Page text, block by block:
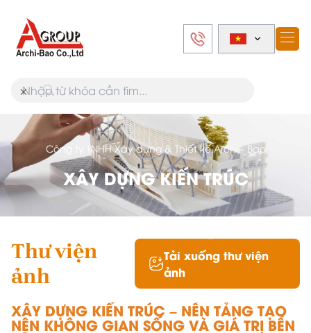
×
Công ty TNHH Xây dựng & Thiết kế Archi - Bao
XÂY DỰNG KIẾN TRÚC
Thư viện
ảnh
Tải xuống thư viện
ảnh
XÂY DỰNG KIẾN TRÚC – NỀN TẢNG TẠO
NÊN KHÔNG GIAN SỐNG VÀ GIÁ TRỊ BỀN